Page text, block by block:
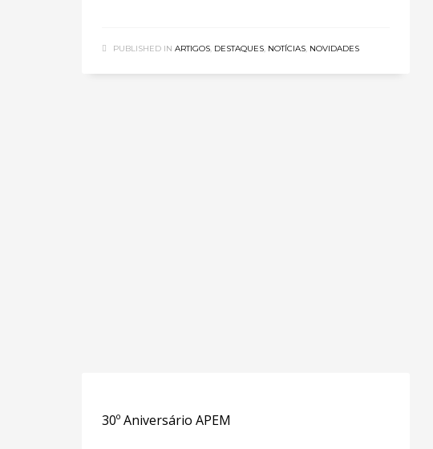
PUBLISHED IN ARTIGOS, DESTAQUES, NOTÍCIAS, NOVIDADES
30º Aniversário APEM